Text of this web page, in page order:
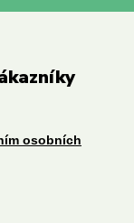
osobních